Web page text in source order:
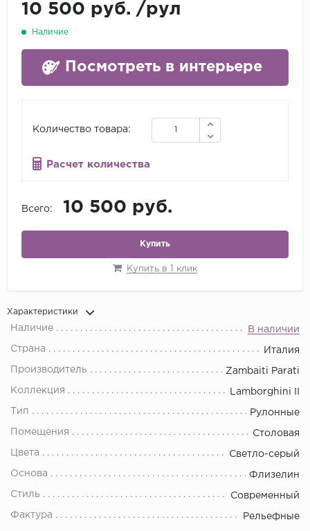
10 500 руб. /рул
Наличие
Посмотреть в интерьере
Количество товара:
Расчет количества
Всего: 10 500 руб.
Купить
Купить в 1 клик
Характеристики
Наличие В наличии
Страна Италия
Производитель Zambaiti Parati
Коллекция Lamborghini II
Тип Рулонные
Помещения Столовая
Цвета Светло-серый
Основа Флизелин
Стиль Современный
Фактура Рельефные